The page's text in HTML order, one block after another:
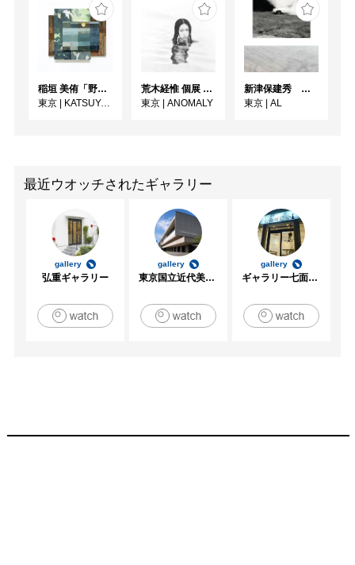
稲垣 美侑「野辺」
東京 | KATSUYA SUSUKI GALLERY
荒木経惟 個展 アラーキー「愛の皮膜」
東京 | ANOMALY
新津保建秀 時の旅—写真はいつ届くのか
東京 | AL
最近ウオッチされたギャラリー
gallery
弘重ギャラリー
gallery
東京国立近代美術館
gallery
ギャラリー七面坂途中